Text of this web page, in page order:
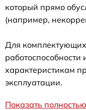
который прямо
(например,
Для
работоспособности
характеристикам
эксплуатации.
Показать полностью